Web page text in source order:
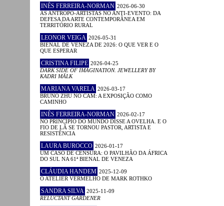
INÊS FERREIRA-NORMAN 2026-06-30
AS ANTROPO-ARTISTAS NO ANTI-EVENTO: DA
DEFESA DA ARTE CONTEMPORÂNEA EM
TERRITÓRIO RURAL
LEONOR VEIGA 2026-05-31
BIENAL DE VENEZA DE 2026: O QUE VER E O
QUE ESPERAR
CRISTINA FILIPE 2026-04-25
DARK SIDE OF IMAGINATION. JEWELLERY BY
KADRI MÄLK
MARIANA VARELA 2026-03-17
BRUNO ZHU NO CAM: A EXPOSIÇÃO COMO
CAMINHO
INÊS FERREIRA-NORMAN 2026-02-17
NO PRINCÍPIO DO MUNDO DISSE A OVELHA. E O
FIO DE LÃ SE TORNOU PASTOR, ARTISTA E
RESISTÊNCIA
LAURA BUROCCO 2026-01-17
UM CASO DE CENSURA: O PAVILHÃO DA ÁFRICA
DO SUL NA 61ª BIENAL DE VENEZA
CLÁUDIA HANDEM 2025-12-09
O ATELIER VERMELHO DE MARK ROTHKO
SANDRA SILVA 2025-11-09
RELUCTANT GARDENER